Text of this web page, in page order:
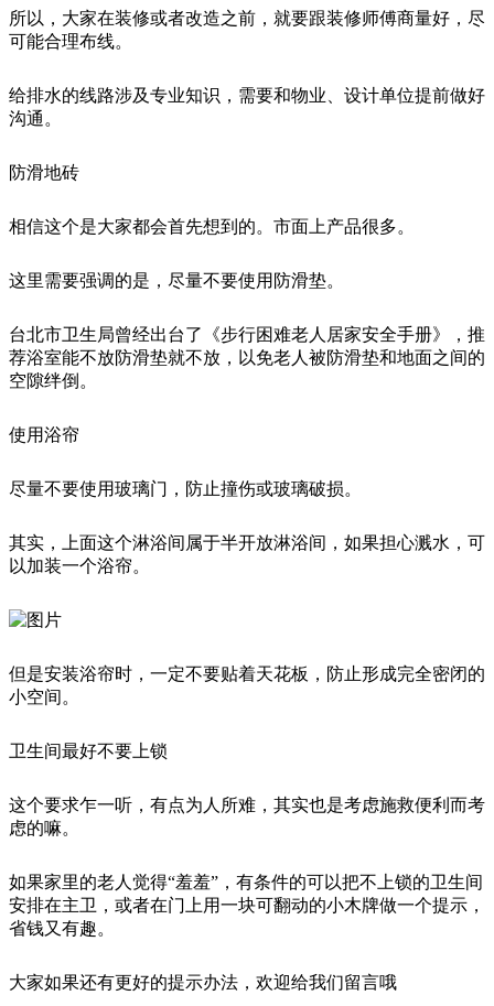
所以，大家在装修或者改造之前，就要跟装修师傅商量好，尽
可能合理布线。
给排水的线路涉及专业知识，需要和物业、设计单位提前做好
沟通。
防滑地砖
相信这个是大家都会首先想到的。市面上产品很多。
这里需要强调的是，尽量不要使用防滑垫。
台北市卫生局曾经出台了《步行困难老人居家安全手册》，推
荐浴室能不放防滑垫就不放，以免老人被防滑垫和地面之间的
空隙绊倒。
使用浴帘
尽量不要使用玻璃门，防止撞伤或玻璃破损。
其实，上面这个淋浴间属于半开放淋浴间，如果担心溅水，可
以加装一个浴帘。
但是安装浴帘时，一定不要贴着天花板，防止形成完全密闭的
小空间。
卫生间最好不要上锁
这个要求乍一听，有点为人所难，其实也是考虑施救便利而考
虑的嘛。
如果家里的老人觉得“羞羞”，有条件的可以把不上锁的卫生间
安排在主卫，或者在门上用一块可翻动的小木牌做一个提示，
省钱又有趣。
大家如果还有更好的提示办法，欢迎给我们留言哦